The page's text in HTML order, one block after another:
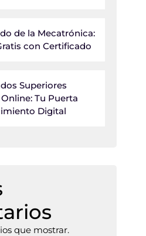
de la Mecatrónica:
con Certificado
Superiores
Tu Puerta
Digital
que mostrar.